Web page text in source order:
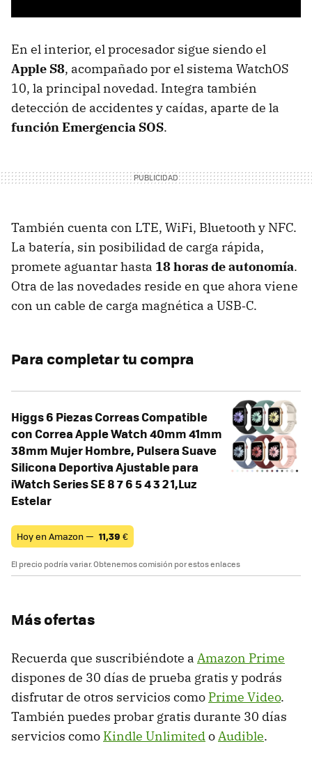
En el interior, el procesador sigue siendo el
Apple S8, acompañado por el sistema WatchOS
10, la principal novedad. Integra también
detección de accidentes y caídas, aparte de la
función Emergencia SOS.
También cuenta con LTE, WiFi, Bluetooth y NFC.
La batería, sin posibilidad de carga rápida,
promete aguantar hasta 18 horas de autonomía.
Otra de las novedades reside en que ahora viene
con un cable de carga magnética a USB‑C.
Para completar tu compra
Higgs 6 Piezas Correas Compatible
con Correa Apple Watch 40mm 41mm
38mm Mujer Hombre, Pulsera Suave
Silicona Deportiva Ajustable para
iWatch Series SE 8 7 6 5 4 3 2 1,Luz
Estelar
Hoy en Amazon — 11,39 €
El precio podría variar. Obtenemos comisión por estos enlaces
Más ofertas
Recuerda que suscribiéndote a Amazon Prime
dispones de 30 días de prueba gratis y podrás
disfrutar de otros servicios como Prime Video.
También puedes probar gratis durante 30 días
servicios como Kindle UnlimitedoAudible.